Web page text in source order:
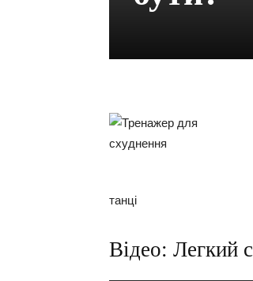
танці
Відео: Легкий